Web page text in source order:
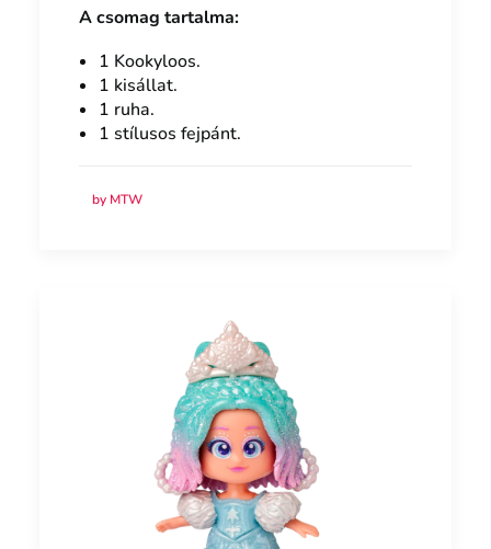
A csomag tartalma:
1 Kookyloos.
1 kisállat.
1 ruha.
1 stílusos fejpánt.
by MTW